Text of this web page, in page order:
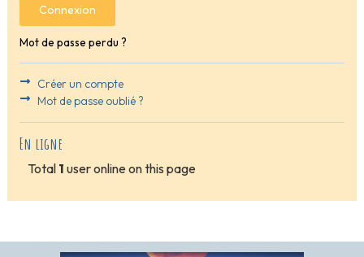
Connexion
Mot de passe perdu ?
Créer un compte
Mot de passe oublié ?
En ligne
Total 1 user online on this page